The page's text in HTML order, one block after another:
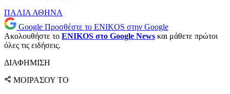
ΠΑΛΙΑ ΑΘΗΝΑ
Google Προσθέστε το ENIKOS στην Google
Ακολουθήστε το ENIKOS στο Google News και μάθετε πρώτοι
όλες τις ειδήσεις.
ΔΙΑΦΗΜΙΣΗ
ΜΟΙΡΑΣΟΥ ΤΟ